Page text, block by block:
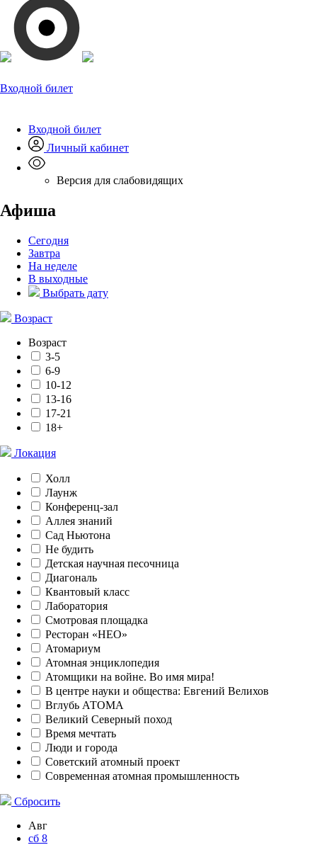
Входной билет
Входной билет
Личный кабинет
Версия для слабовидящих
Афиша
Сегодня
Завтра
На неделе
В выходные
Выбрать дату
Возраст
Возраст
3-5
6-9
10-12
13-16
17-21
18+
Локация
Холл
Лаунж
Конференц-зал
Аллея знаний
Сад Ньютона
Не будить
Детская научная песочница
Диагональ
Квантовый класс
Лаборатория
Смотровая площадка
Ресторан «НЕО»
Атомариум
Атомная энциклопедия
Атомщики на войне. Во имя мира!
В центре науки и общества: Евгений Велихов
Вглубь АТОМА
Великий Северный поход
Время мечтать
Люди и города
Советский атомный проект
Современная атомная промышленность
Сбросить
Авг
сб 8